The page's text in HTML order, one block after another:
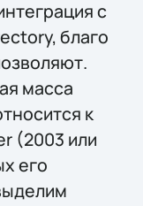
с
благо
масса
к
(2003 или
его